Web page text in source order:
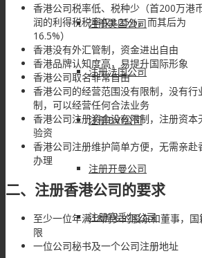
注册美国公司
注册法国公司
注册BVI公司
注册开曼公司
注册塞舌尔公司
香港公司税率低、税种少（首200万港
润的利得税税率仅8.25%，而其后为
16.5%）
香港没有外汇管制，资金进出自由
香港品牌认知度高，易提升国际形象
香港公司取名非常自由
香港公司的经营范围没有限制，没有行
制，可以经营任何合法业务
香港公司注册资金没有限制，注册资本
验资
香港公司注册维护简单方便，无需亲赴
办理
二、注册香港公司的要求
至少一位年满18周岁的股东和董事，国
限
一位公司秘书及一个公司注册地址